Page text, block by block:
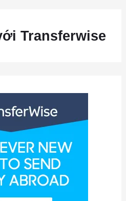
Transferwise